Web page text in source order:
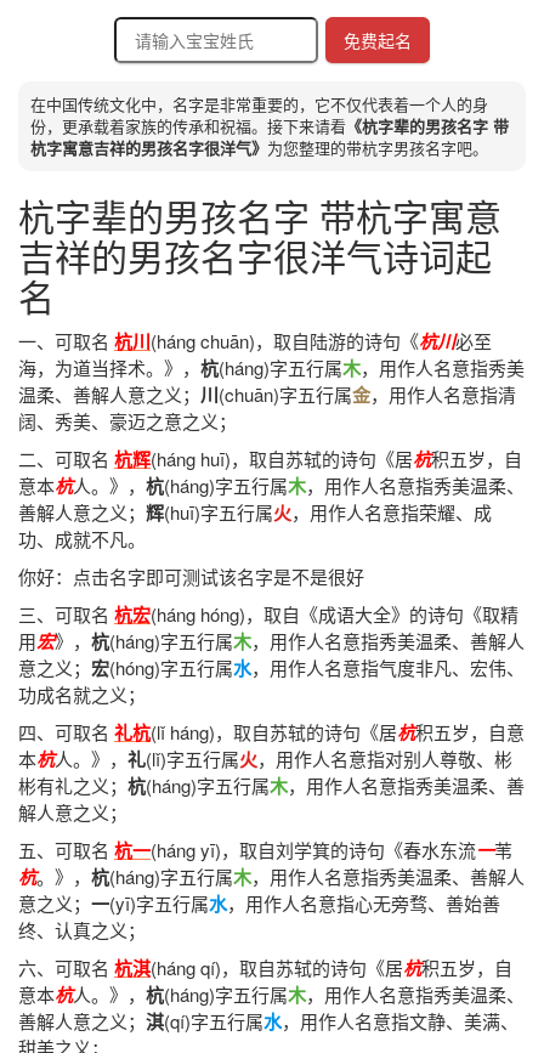
免费起名
在中国传统文化中，名字是非常重要的，它不仅代表着一个人的身
份，更承载着家族的传承和祝福。接下来请看 《杭字辈的男孩名字 带
杭字寓意吉祥的男孩名字很洋气》 为您整理的带杭字男孩名字吧。
杭字辈的男孩名字 带杭字寓意
吉祥的男孩名字很洋气诗词起
名
一、可取名 杭川(háng chuān)， 取自陆游的诗句《杭川必至
海，为道当择术。》 ， 杭(háng)字五行属木，用作人名意指秀美
温柔、善解人意之义； 川(chuān)字五行属金，用作人名意指清
阔、秀美、豪迈之意之义；
二、可取名 杭辉(háng huī)， 取自苏轼的诗句《居杭积五岁，自
意本杭人。》 ， 杭(háng)字五行属木，用作人名意指秀美温柔、
善解人意之义； 辉(huī)字五行属火，用作人名意指荣耀、成
功、成就不凡。
你好：点击名字即可测试该名字是不是很好
三、可取名 杭宏(háng hóng)， 取自《成语大全》的诗句《取精
用宏》 ， 杭(háng)字五行属木，用作人名意指秀美温柔、善解人
意之义； 宏(hóng)字五行属水，用作人名意指气度非凡、宏伟、
功成名就之义；
四、可取名 礼杭(lǐ háng)， 取自苏轼的诗句《居杭积五岁，自意
本杭人。》 ， 礼(lǐ)字五行属火，用作人名意指对别人尊敬、彬
彬有礼之义； 杭(háng)字五行属木，用作人名意指秀美温柔、善
解人意之义；
五、可取名 杭一(háng yī)， 取自刘学箕的诗句《春水东流一苇
杭。》 ， 杭(háng)字五行属木，用作人名意指秀美温柔、善解人
意之义； 一(yī)字五行属水，用作人名意指心无旁骛、善始善
终、认真之义；
六、可取名 杭淇(háng qí)， 取自苏轼的诗句《居杭积五岁，自
意本杭人。》 ， 杭(háng)字五行属木，用作人名意指秀美温柔、
善解人意之义； 淇(qí)字五行属水，用作人名意指文静、美满、
甜美之义；